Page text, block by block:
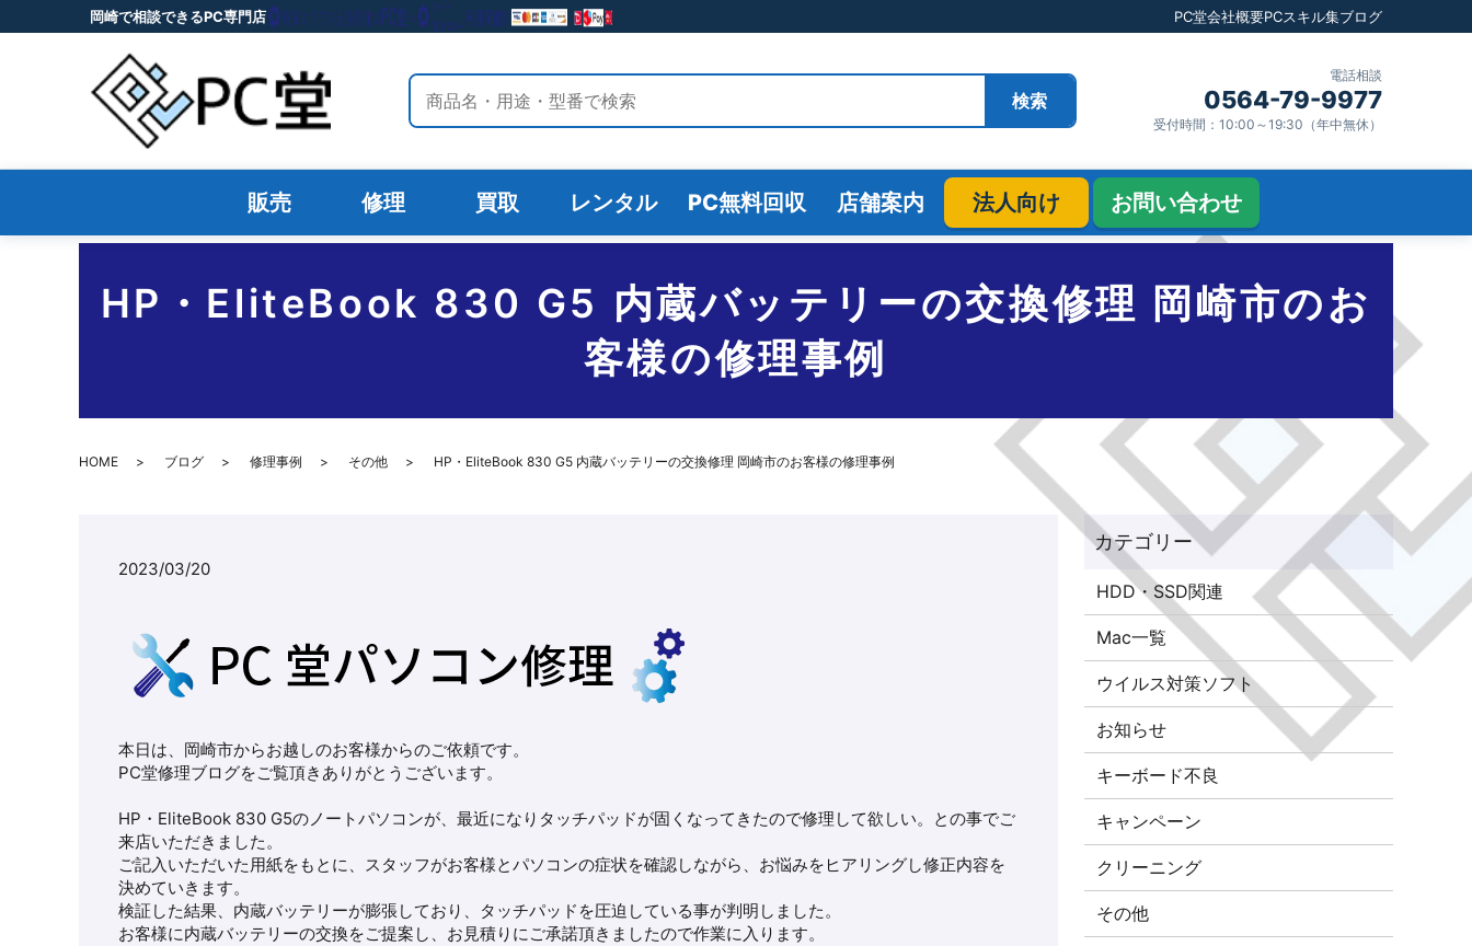
岡崎で相談できるPC専門店 PC堂会社概要PCスキル集ブログ
サイト内検索
検索
電話相談
0564-79-9977
受付時間：10:00～19:30（年中無休）
販売 修理 買取 レンタル PC無料回収 店舗案内 法人向け お問い合わせ
HP・EliteBook 830 G5 内蔵バッテリーの交換修理 岡崎市のお
客様の修理事例
HOME ブログ 修理事例 その他 HP・EliteBook 830 G5 内蔵バッテリーの交換修理 岡崎市のお客様の修理事例
2023/03/20
本日は、岡崎市からお越しのお客様からのご依頼です。
PC堂修理ブログをご覧頂きありがとうございます。
HP・EliteBook 830 G5のノートパソコンが、最近になりタッチパッドが固くなってきたので修理して欲しい。との事でご
来店いただきました。
ご記入いただいた用紙をもとに、スタッフがお客様とパソコンの症状を確認しながら、お悩みをヒアリングし修正内容を
決めていきます。
検証した結果、内蔵バッテリーが膨張しており、タッチパッドを圧迫している事が判明しました。
お客様に内蔵バッテリーの交換をご提案し、お見積りにご承諾頂きましたので作業に入ります。
HDD・SSD関連
Mac一覧
ウイルス対策ソフト
お知らせ
キーボード不良
キャンペーン
クリーニング
その他